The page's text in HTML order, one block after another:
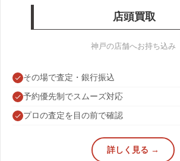
店頭買取
神戸の店舗へお持ち込み
その場で査定・銀行振込
予約優先制でスムーズ対応
プロの査定を目の前で確認
詳しく見る →